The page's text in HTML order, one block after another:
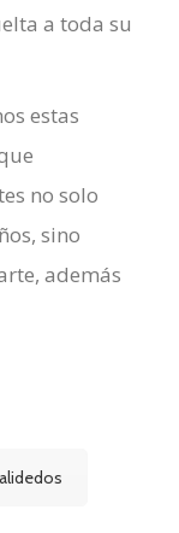
a toda su
estas
no solo
sino
además